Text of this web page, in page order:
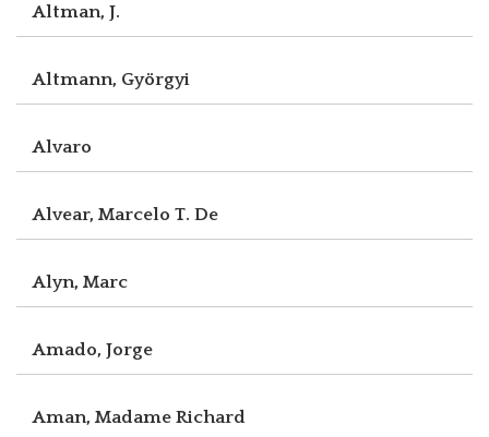
Altman, J.
Altmann, Györgyi
Alvaro
Alvear, Marcelo T. De
Alyn, Marc
Amado, Jorge
Aman, Madame Richard